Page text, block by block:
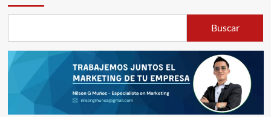
Buscar